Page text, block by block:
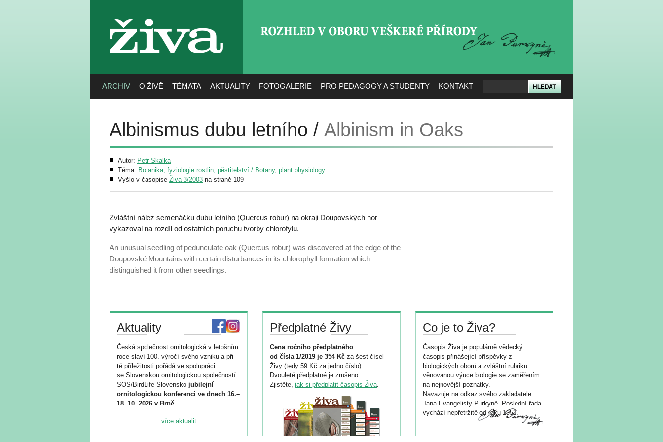
živa
ARCHIV O ŽIVĚ TÉMATA AKTUALITY FOTOGALERIE PRO PEDAGOGY A STUDENTY KONTAKT
Albinismus dubu letního / Albinism in Oaks
Autor: Petr Skalka
Téma: Botanika, fyziologie rostlin, pěstitelství / Botany, plant physiology
Vyšlo v časopise Živa 3/2003 na straně 109
Zvláštní nález semenáčku dubu letního (Quercus robur) na okraji Doupovských hor
vykazoval na rozdíl od ostatních poruchu tvorby chlorofylu.
An unusual seedling of pedunculate oak (Quercus robur) was discovered at the edge of the
Doupovské Mountains with certain disturbances in its chlorophyll formation which
distinguished it from other seedlings.
Aktuality
Česká společnost ornitologická v letošním
roce slaví 100. výročí svého vzniku a při
té příležitosti pořádá ve spolupráci
se Slovenskou ornitologickou společností
SOS/BirdLife Slovensko jubilejní
ornitologickou konferenci ve dnech 16.–
18. 10. 2026 v Brně.
Podrobnější informace ke konferenci
... více aktualit ...
Předplatné Živy
Cena ročního předplatného
od čísla 1/2019 je 354 Kč za šest čísel
Živy (tedy 59 Kč za jedno číslo).
Dvouleté předplatné je zrušeno.
Zjistěte, jak si předplatit časopis Živa.
Co je to Živa?
Časopis Živa je populárně vědecký
časopis přinášející příspěvky z
biologických oborů a zvláštní rubriku
věnovanou výuce biologie se zaměřením
na nejnovější poznatky.
Navazuje na odkaz svého zakladatele
Jana Evangelisty Purkyně. Poslední řada
vychází nepřetržitě od roku 1953.